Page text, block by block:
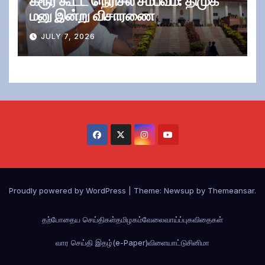
மனு இன்று விசாரணை
JULY 7, 2026
Proudly powered by WordPress Theme: Newsup by Themeansar.
தற்போதைய செய்திகள்தமிழகம்வேலைவாய்ப்புகவிதைகள்
வார செய்தி இதழ்(e-Paper)விளையாட்டுசினிமா